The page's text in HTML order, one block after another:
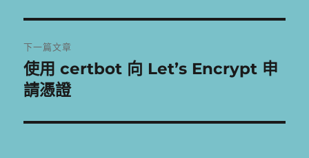
覽
文
章:
下一篇文章
下
一
文
使用 certbot 向 Let’s Encrypt 申
請憑證